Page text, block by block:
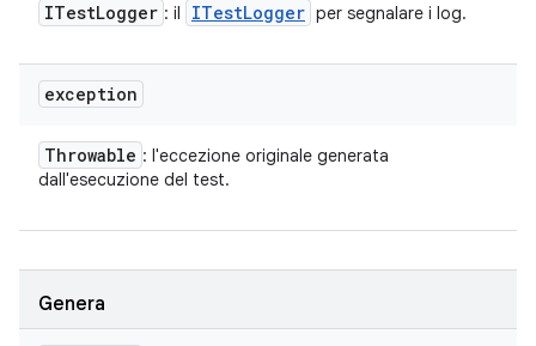
ITestLogger : il ITestLogger per segnalare i log.
exception
Throwable : l'eccezione originale generata
dall'esecuzione del test.
Genera